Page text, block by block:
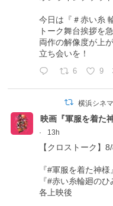
今日は『＃赤い糸
トーク舞台挨拶を
両作の解像度が上
立ち会いを！
6 9
横浜シネ
映画『軍服を着た
·
13h
【クロストーク】
『#軍服を着た神
『#赤い糸輪廻の
各上映後